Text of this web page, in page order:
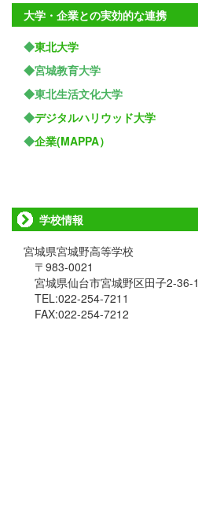
大学・企業との実効的な連携
◆東北大学
◆宮城教育大学
◆東北生活文化大学
◆デジタルハリウッド大学
◆企業(MAPPA）
学校情報
宮城県宮城野高等学校
〒983-0021
宮城県仙台市宮城野区田子2-36-1
TEL:022-254-7211
FAX:022-254-7212